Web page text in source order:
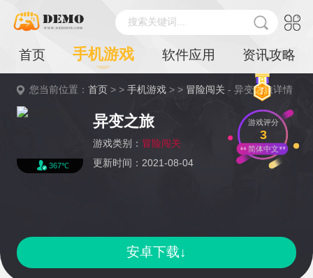
搜索关键词...
首页 手机游戏 软件应用 资讯攻略
您当前位置：首页 > >手机游戏 > > 冒险闯关 - 异变之旅详情
367℃
异变之旅
游戏类别： 冒险闯关
更新时间：2021-08-04
游戏评分
3
简体中文
安卓下载↓